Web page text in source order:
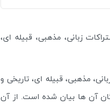
زبانی، مذهبی، قبیله ای،
مذهبی، قبیله ای، تاریخی و
گان آن ها بیان شده است. از آن